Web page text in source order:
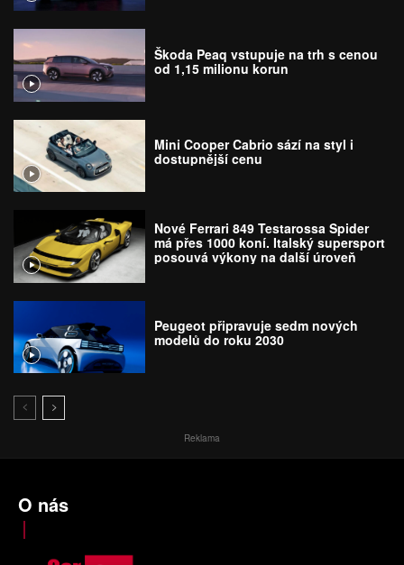
Škoda Peaq vstupuje na trh s cenou
od 1,15 milionu korun
Mini Cooper Cabrio sází na styl i
dostupnější cenu
Nové Ferrari 849 Testarossa Spider
má přes 1000 koní. Italský supersport
posouvá výkony na další úroveň
Peugeot připravuje sedm nových
modelů do roku 2030
Reklama
O nás